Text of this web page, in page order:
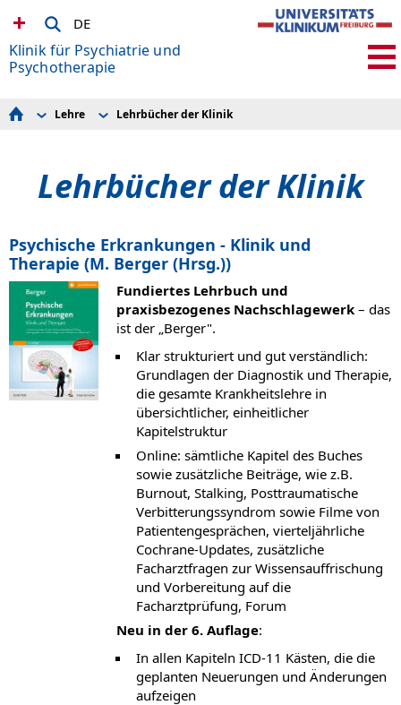
DE
Klinik für Psychiatrie und
Psychotherapie
Stationen
Tagesklinik
Fachtherapien
Forschung / Research
Lehre
Fort- und Weiterbildung
Stellenangebote
Zuweiserinformationen
Patienteninformationen
Angehörigeninformationen
Kontakt & Anfahrt
Lehre
Lehrbücher der Klinik
Ansprechpartner Lehre
Lehrbücher der Klinik
Lehrbücher der Klinik
Psychische Erkrankungen - Klinik und
Therapie (M. Berger (Hrsg.))
Fundiertes Lehrbuch und
praxisbezogenes Nachschlagewerk – das
ist der „Berger".
Klar strukturiert und gut verständlich:
Grundlagen der Diagnostik und Therapie,
die gesamte Krankheitslehre in
übersichtlicher, einheitlicher
Kapitelstruktur
Online: sämtliche Kapitel des Buches
sowie zusätzliche Beiträge, wie z.B.
Burnout, Stalking, Posttraumatische
Verbitterungssyndrom sowie Filme von
Patientengesprächen, vierteljährliche
Cochrane-Updates, zusätzliche
Facharztfragen zur Wissensauffrischung
und Vorbereitung auf die
Facharztprüfung, Forum
Neu in der 6. Auflage:
In allen Kapiteln ICD-11 Kästen, die die
geplanten Neuerungen und Änderungen
aufzeigen